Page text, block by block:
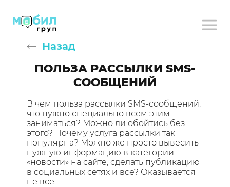
Назад
ПОЛЬЗА РАССЫЛКИ SMS-
СООБЩЕНИЙ
В чем польза рассылки SMS-сообщений,
что нужно специально всем этим
заниматься? Можно ли обойтись без
этого? Почему услуга рассылки так
популярна? Можно же просто вывесить
нужную информацию в категории
«новости» на сайте, сделать публикацию
в социальных сетях и все? Оказывается
не все.